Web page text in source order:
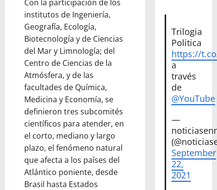
Con la participación de los
institutos de Ingeniería,
Geografía, Ecología,
Biotecnología y de Ciencias
del Mar y Limnología; del
Centro de Ciencias de la
Atmósfera, y de las
facultades de Química,
Medicina y Economía, se
definieron tres subcomités
científicos para atender, en
el corto, mediano y largo
plazo, el fenómeno natural
que afecta a los países del
Atlántico poniente, desde
Brasil hasta Estados
Trilogia
Politica
https://
a
través
de
@YouTube
—
September
22,
2021